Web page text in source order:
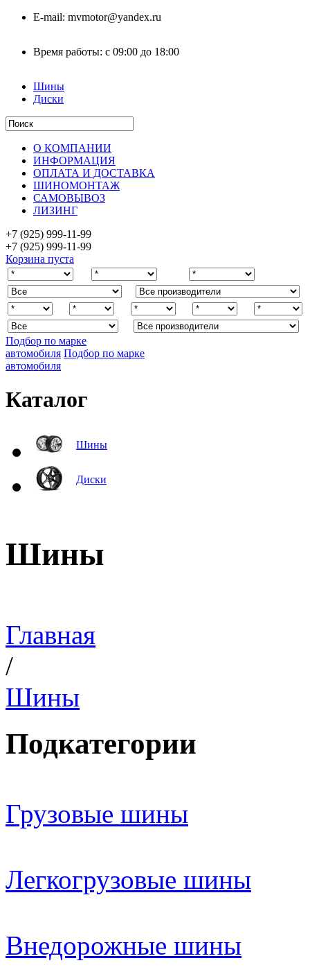
E-mail: mvmotor@yandex.ru
Время работы: с 09:00 до 18:00
Шины
Диски
О КОМПАНИИ
ИНФОРМАЦИЯ
ОПЛАТА И ДОСТАВКА
ШИНОМОНТАЖ
САМОВЫВОЗ
ЛИЗИНГ
+7 (925) 999-11-99
+7 (925) 999-11-99
Корзина пуста
Подбор по марке
автомобиля Подбор по марке
автомобиля
Каталог
Шины
Диски
Шины
Главная
/
Шины
Подкатегории
Грузовые шины
Легкогрузовые шины
Внедорожные шины